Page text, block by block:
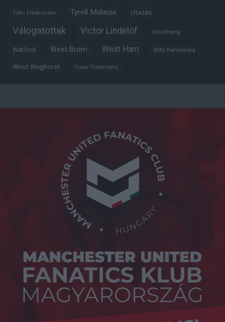
Tyler Fredericson Tyrell Malacia Utazás
Válogatottak Victor Lindelöf Visszhang
Watford West Brom West Ham Willy Kambwala
Wout Weghorst Youri Tielemans